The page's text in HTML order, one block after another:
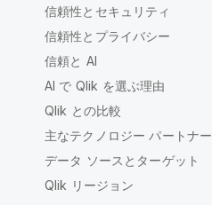
信頼性とセキュリティ
信頼性とプライバシー
信頼と AI
AI で Qlik を選ぶ理由
Qlik との比較
主なテクノロジー パートナー
データ ソースとターゲット
Qlik リージョン